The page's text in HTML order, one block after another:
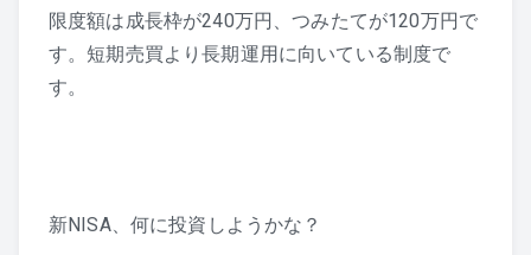
限度額は成長枠が240万円、つみたてが120万円で
す。短期売買より長期運用に向いている制度で
す。
新NISA、何に投資しようかな？